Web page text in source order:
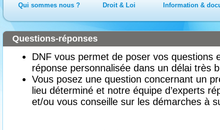
Qui sommes nous ? Droit & Loi Information &
DNF vous permet de poser vos questions
réponse personnalisée dans un délai très
Vous posez une question concernant un
lieu déterminé et notre équipe d’experts
et/ou vous conseille sur les démarches à
Questions-réponses